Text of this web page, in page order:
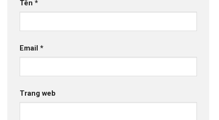
Tên *
Email *
Trang web